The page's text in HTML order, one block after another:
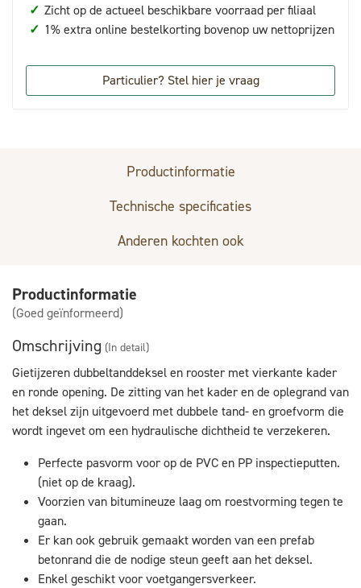
✓ Zicht op de actueel beschikbare voorraad per filiaal
✓ 1% extra online bestelkorting bovenop uw nettoprijzen
Particulier? Stel hier je vraag
Productinformatie
Technische specificaties
Anderen kochten ook
Productinformatie
(Goed geïnformeerd)
Omschrijving (In detail)
Gietijzeren dubbeltanddeksel en rooster met vierkante kader
en ronde opening. De zitting van het kader en de oplegrand van
het deksel zijn uitgevoerd met dubbele tand- en groefvorm die
wordt ingevet om een hydraulische dichtheid te verzekeren.
Perfecte pasvorm voor op de PVC en PP inspectieputten.
(niet op de kraag).
Voorzien van bitumineuze laag om roestvorming tegen te
gaan.
Er kan ook gebruik gemaakt worden van een prefab
betonrand die de nodige steun geeft aan het deksel.
Enkel geschikt voor voetgangersverkeer.